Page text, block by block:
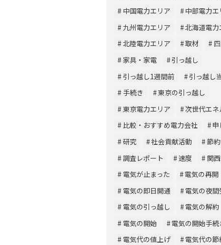
中国電力エリア
中部電力エ
九州電力エリア
北海道電力
北陸電力エリア
取材
家具・家電
引っ越し
引っ越し1週間前
引っ越し
手続き
東京の引っ越し
東京電力エリア
次世代エネ
比較・おすすめ電力会社
研究
社会貢献活動 節約
調査レポート
速度
関
電気が止まった
電気の再開
電気の即日開通
電気の夜間
電気の引っ越し
電気の解約
電気の開始
電気の開始手続
電気代の値上げ
電気代の節